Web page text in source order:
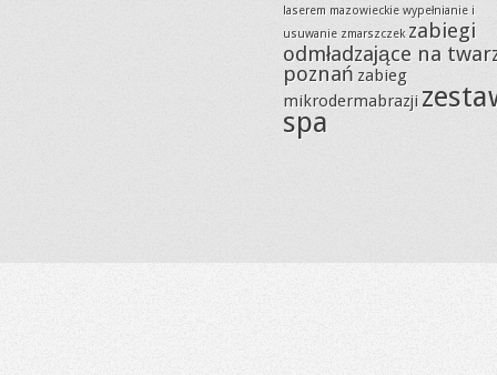
laserem mazowieckie wypełnianie i
usuwanie zmarszczek zabiegi
odmładzające na
poznań zabieg
mikrodermabrazji
spa